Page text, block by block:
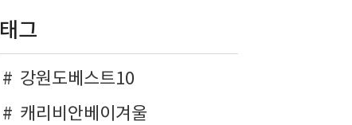
태그
강원도베스트10
캐리비안베이겨울